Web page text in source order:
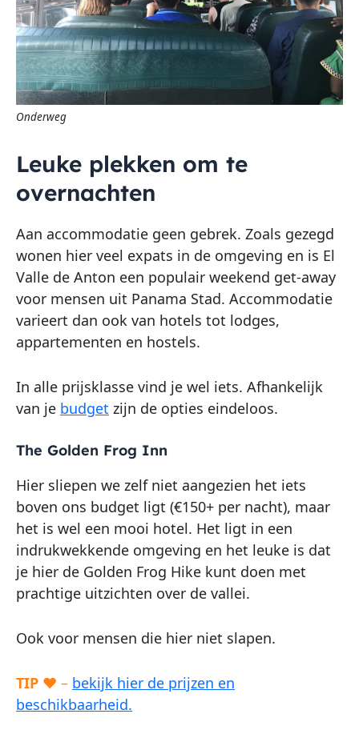
Onderweg
Leuke plekken om te
overnachten
Aan accommodatie geen gebrek. Zoals gezegd
wonen hier veel expats in de omgeving en is El
Valle de Anton een populair weekend get-away
voor mensen uit Panama Stad. Accommodatie
varieert dan ook van hotels tot lodges,
appartementen en hostels.
In alle prijsklasse vind je wel iets. Afhankelijk
van je budget zijn de opties eindeloos.
The Golden Frog Inn
Hier sliepen we zelf niet aangezien het iets
boven ons budget ligt (€150+ per nacht), maar
het is wel een mooi hotel. Het ligt in een
indrukwekkende omgeving en het leuke is dat
je hier de Golden Frog Hike kunt doen met
prachtige uitzichten over de vallei.
Ook voor mensen die hier niet slapen.
TIP ♥ – bekijk hier de prijzen en
beschikbaarheid.